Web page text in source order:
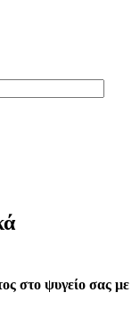
στο ψυγείο σας με